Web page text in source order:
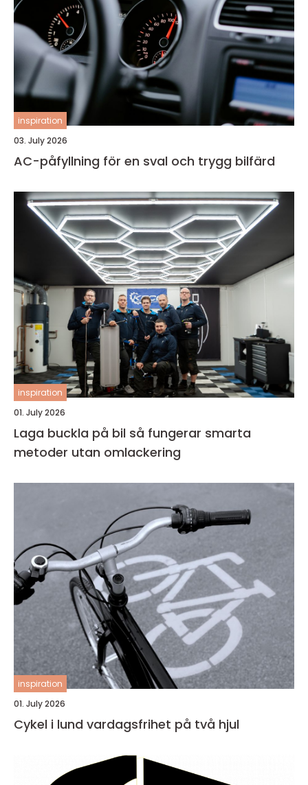
inspiration
03. July 2026
AC-påfyllning för en sval och trygg bilfärd
inspiration
01. July 2026
Laga buckla på bil så fungerar smarta
metoder utan omlackering
inspiration
01. July 2026
Cykel i lund vardagsfrihet på två hjul